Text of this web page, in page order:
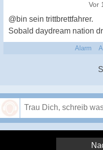
Vor
@bin sein trittbrettfahrer.
Sobald daydream nation
Alarm
Vor